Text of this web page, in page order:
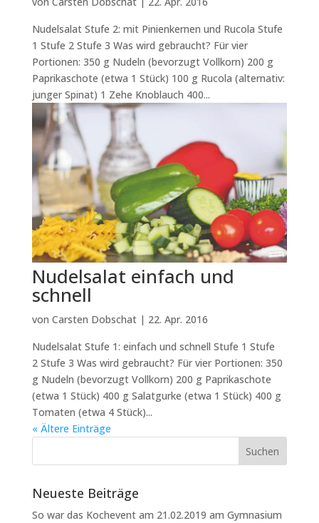
Nudelsalat Stufe 2: mit Pinienkernen und Rucola Stufe
1 Stufe 2 Stufe 3 Was wird gebraucht? Für vier
Portionen: 350 g Nudeln (bevorzugt Vollkorn) 200 g
Paprikaschote (etwa 1 Stück) 100 g Rucola (alternativ:
junger Spinat) 1 Zehe Knoblauch 400...
Nudelsalat einfach und
schnell
von Carsten Dobschat| 22. Apr. 2016
Nudelsalat Stufe 1: einfach und schnell Stufe 1 Stufe
2 Stufe 3 Was wird gebraucht? Für vier Portionen: 350
g Nudeln (bevorzugt Vollkorn) 200 g Paprikaschote
(etwa 1 Stück) 400 g Salatgurke (etwa 1 Stück) 400 g
Tomaten (etwa 4 Stück)...
« Ältere Einträge
Neueste Beiträge
So war das Kochevent am 21.02.2019 am Gymnasium